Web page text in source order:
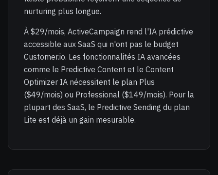
nurturing plus longue.
À $29/mois, ActiveCampaign rend l'IA prédictive
accessible aux SaaS qui n'ont pas le budget
Customer.io. Les fonctionnalités IA avancées
comme le Predictive Content et le Content
Optimizer IA nécessitent le plan Plus
($49/mois) ou Professional ($149/mois). Pour la
plupart des SaaS, le Predictive Sending du plan
Lite est déjà un gain mesurable.